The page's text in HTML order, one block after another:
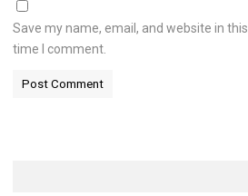
Save my name, email, and website in
time I comment.